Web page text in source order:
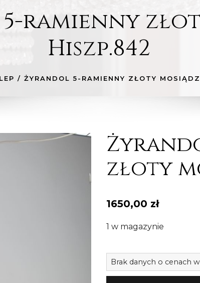
ramienny
Hiszp.842
/ ŻYRANDOL 5-RAMIENNY ZŁOTY
złoty
1650,00 zł
1 w magazynie
Brak danych o cenach